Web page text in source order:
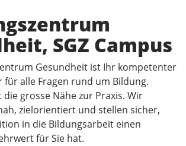
SGZ Campus
Gesundheit ist Ihr kompetenter
alle Fragen rund um Bildung.
grosse Nähe zur Praxis. Wir
zielorientiert und stellen sicher,
in die Bildungsarbeit einen
für Sie hat.